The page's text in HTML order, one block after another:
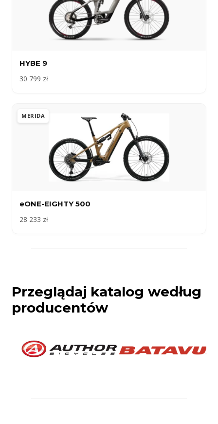
HYBE 9
30 799 zł
MERIDA
eONE-EIGHTY 500
28 233 zł
Przeglądaj katalog według
producentów